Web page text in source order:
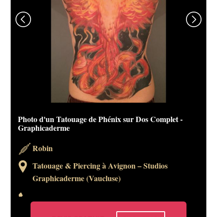
Photo d'un Tatouage de Phénix sur Dos Complet -
Graphicaderme
Robin
Tatouage & Piercing à Avignon – Studios
Graphicaderme (Vaucluse)
Idée de Tatouage de Phénix sur Dos d'Homme -
Graphicaderme
Steven Chaudesaigues
Tatouage & Piercing à Avignon – Studios
Graphicaderme (Vaucluse)